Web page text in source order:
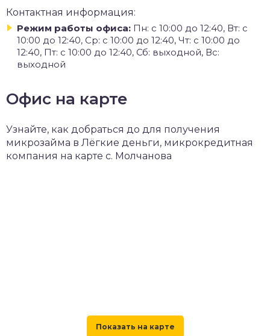
Контактная информация:
Режим работы офиса: Пн: с 10:00 до 12:40, Вт: с
10:00 до 12:40, Ср: с 10:00 до 12:40, Чт: с 10:00 до
12:40, Пт: с 10:00 до 12:40, Сб: выходной, Вс:
выходной
Офис на карте
Узнайте, как добраться до для получения
микрозайма в Лёгкие деньги, микрокредитная
компания на карте с. Молчанова